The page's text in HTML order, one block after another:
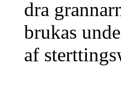
dra
brukas
af